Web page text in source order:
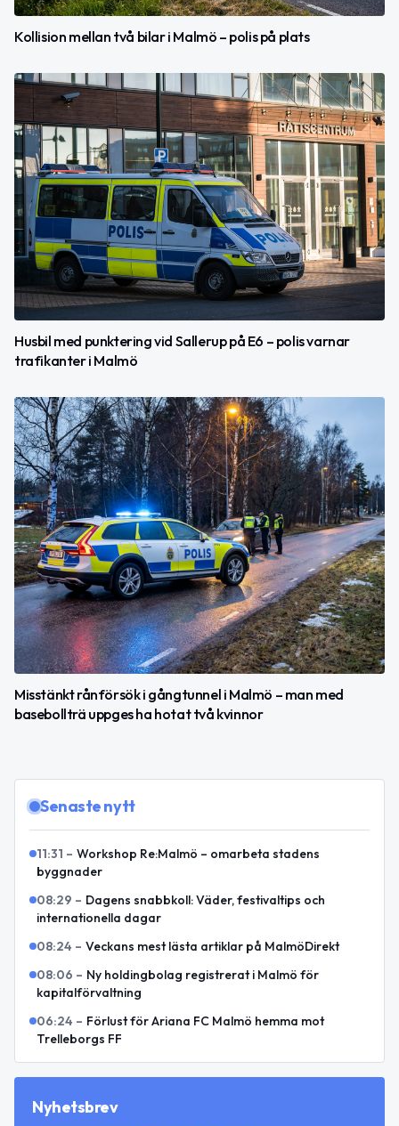
Kollision mellan två bilar i Malmö – polis på plats
Husbil med punktering vid Sallerup på E6 – polis varnar
trafikanter i Malmö
Misstänkt rånförsök i gångtunnel i Malmö – man med
basebollträ uppges ha hotat två kvinnor
Senaste nytt
11:31 – Workshop Re:Malmö – omarbeta stadens
byggnader
08:29 – Dagens snabbkoll: Väder, festivaltips och
internationella dagar
08:24 – Veckans mest lästa artiklar på MalmöDirekt
08:06 – Ny holdingbolag registrerat i Malmö för
kapitalförvaltning
06:24 – Förlust för Ariana FC Malmö hemma mot
Trelleborgs FF
Nyhetsbrev